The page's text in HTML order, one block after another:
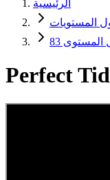
الرئيسية
المستويات
83
Perfect